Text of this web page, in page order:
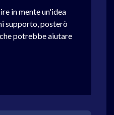
in mente un'idea
supporto, posterò
potrebbe aiutare